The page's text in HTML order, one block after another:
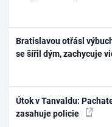
Bratislavou otřásl
se šířil dým, zachycuje
Útok v Tanvaldu:
zasahuje policie